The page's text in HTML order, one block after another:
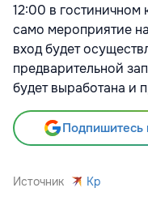
12:00 в
само мероприятие
вход будет
предварительной
будет выработана и
Подпишитесь
Источник Kp